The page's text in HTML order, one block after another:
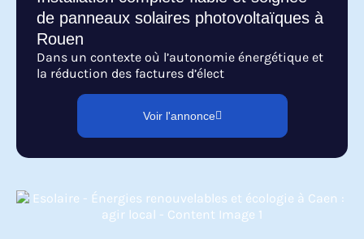
de panneaux solaires photovoltaïques à
Rouen
Dans un contexte où l’autonomie énergétique et
la réduction des factures d’élect
Voir l'annonce